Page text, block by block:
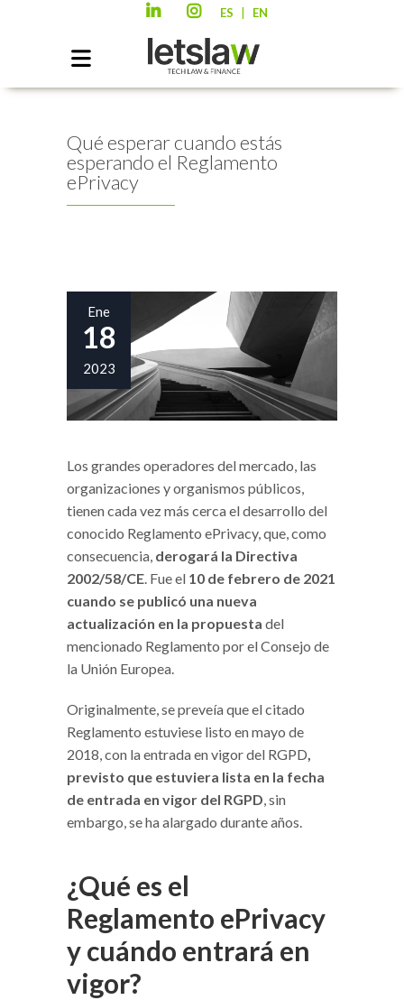
ES EN
Qué esperar cuando estás
esperando el Reglamento
ePrivacy
Ene
18
2023
Los grandes operadores del mercado, las
organizaciones y organismos públicos,
tienen cada vez más cerca el desarrollo del
conocido Reglamento ePrivacy, que, como
consecuencia, derogará la Directiva
2002/58/CE. Fue el 10 de febrero de 2021
cuando se publicó una nueva
actualización en la propuesta del
mencionado Reglamento por el Consejo de
la Unión Europea.
Originalmente, se preveía que el citado
Reglamento estuviese listo en mayo de
2018, con la entrada en vigor del RGPD,
previsto que estuviera lista en la fecha
de entrada en vigor del RGPD, sin
embargo, se ha alargado durante años.
¿Qué es el
Reglamento ePrivacy
y cuándo entrará en
vigor?